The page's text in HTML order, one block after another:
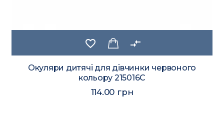
favorite_border compare_arrows
Окуляри дитячі для дівчинки червоного
кольору 215016C
114.00 грн